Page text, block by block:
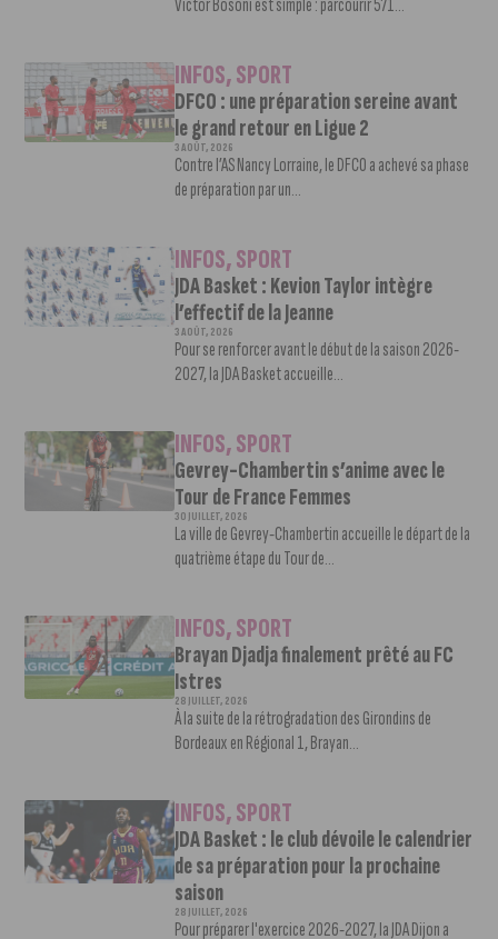
Victor Bosoni est simple : parcourir 571...
INFOS,SPORT
DFCO : une préparation sereine avant
le grand retour en Ligue 2
3 AOÛT, 2026
Contre l’AS Nancy Lorraine, le DFCO a achevé sa phase
de préparation par un...
INFOS,SPORT
JDA Basket : Kevion Taylor intègre
l’effectif de la Jeanne
3 AOÛT, 2026
Pour se renforcer avant le début de la saison 2026-
2027, la JDA Basket accueille...
INFOS,SPORT
Gevrey-Chambertin s’anime avec le
Tour de France Femmes
30 JUILLET, 2026
La ville de Gevrey-Chambertin accueille le départ de la
quatrième étape du Tour de...
INFOS,SPORT
Brayan Djadja finalement prêté au FC
Istres
28 JUILLET, 2026
À la suite de la rétrogradation des Girondins de
Bordeaux en Régional 1, Brayan...
INFOS,SPORT
JDA Basket : le club dévoile le calendrier
de sa préparation pour la prochaine
saison
28 JUILLET, 2026
Pour préparer l'exercice 2026-2027, la JDA Dijon a